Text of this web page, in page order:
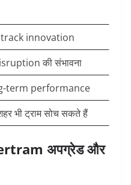
track innovation
की संभावना
term performance
भी ट्राम सोच सकते हैं
अपग्रेड और